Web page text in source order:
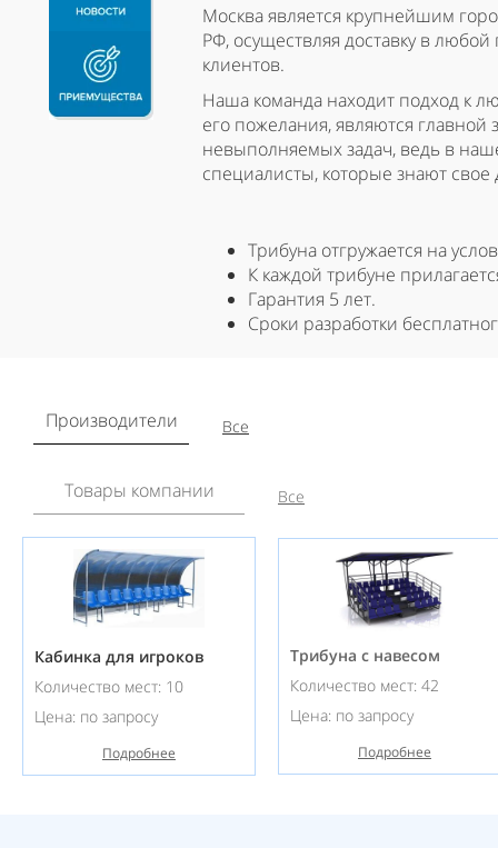
Москва является крупнейшим
РФ, осуществляя доставку в любой
клиентов.
Наша команда находит подход к
его пожелания, являются
невыполняемых задач, ведь в
специалисты, которые знают свое
Трибуна отгружается на
К каждой трибуне
Гарантия 5 лет.
Сроки разработки
Производители Все
Товары компании Все
Кабинка для игроков
Количество мест: 10
Цена: по запросу
Подробнее
Трибуна с навесом
Количество мест: 42
Цена: по запросу
Подробнее